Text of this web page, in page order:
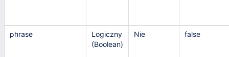
phrase
Logiczny
(Boolean)
Nie false